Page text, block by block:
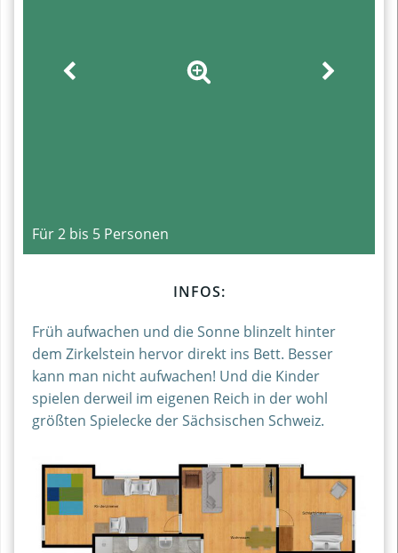
Für 2 bis 5 Personen
INFOS:
Früh aufwachen und die Sonne blinzelt hinter
dem Zirkelstein hervor direkt ins Bett. Besser
kann man nicht aufwachen! Und die Kinder
spielen derweil im eigenen Reich in der wohl
größten Spielecke der Sächsischen Schweiz.